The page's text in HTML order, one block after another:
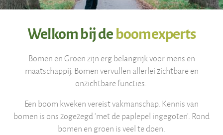
Cursus
Bescherming
Welkom bij deboomexperts
Bomen en Groen zijn erg belangrijk voor mens en
maatschappij. Bomen vervullen allerlei zichtbare en
onzichtbare functies.
Een boom kweken vereist vakmanschap. Kennis van
bomen is ons zogezegd ‘met de paplepel ingegoten’. Rond
bomen en groen is veel te doen.